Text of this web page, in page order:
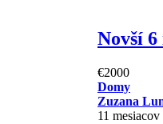
Novší
€2000
Domy
Zuzana
11 mesiacov